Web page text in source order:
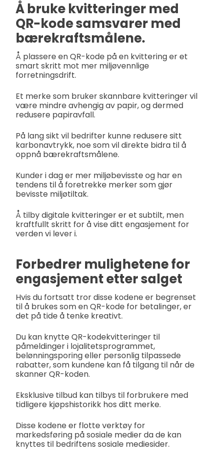
Å bruke kvitteringer med
QR-kode samsvarer med
bærekraftsmålene.
Å plassere en QR-kode på en kvittering er et
smart skritt mot mer miljøvennlige
forretningsdrift.
Et merke som bruker skannbare kvitteringer vil
være mindre avhengig av papir, og dermed
redusere papiravfall.
På lang sikt vil bedrifter kunne redusere sitt
karbonavtrykk, noe som vil direkte bidra til å
oppnå bærekraftsmålene.
Kunder i dag er mer miljøbevisste og har en
tendens til å foretrekke merker som gjør
bevisste miljøtiltak.
Å tilby digitale kvitteringer er et subtilt, men
kraftfullt skritt for å vise ditt engasjement for
verden vi lever i.
Forbedrer mulighetene for
engasjement etter salget
Hvis du fortsatt tror disse kodene er begrenset
til å brukes som en QR-kode for betalinger, er
det på tide å tenke kreativt.
Du kan knytte QR-kodekvitteringer til
påmeldinger i lojalitetsprogrammet,
belønningsporing eller personlig tilpassede
rabatter, som kundene kan få tilgang til når de
skanner QR-koden.
Eksklusive tilbud kan tilbys til forbrukere med
tidligere kjøpshistorikk hos ditt merke.
Disse kodene er flotte verktøy for
markedsføring på sosiale medier da de kan
knyttes til bedriftens sosiale mediesider.